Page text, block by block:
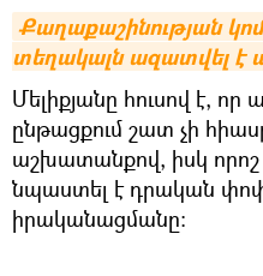
Քաղաքաշինության
տեղակալն ազատվել է
Մելիքյանը հուսով է, որ
ընթացքում շատ չի
աշխատանքով, իսկ որոշ
նպաստել է դրական
իրականացմանը։